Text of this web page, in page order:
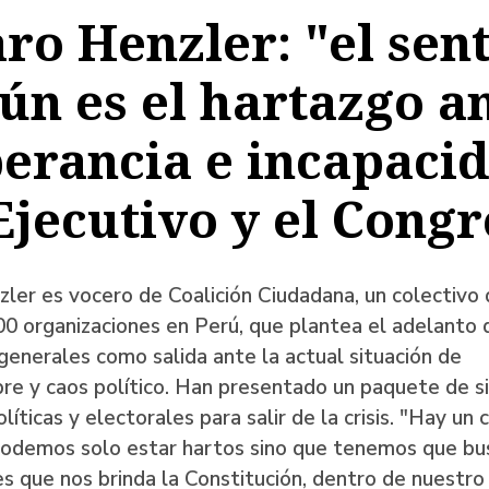
Henzler: "el
es el hartazgo
e
y el
es vocero de Coalición Ciudadana, un colectivo
organizaciones en Perú, que plantea el adelanto
como salida ante la actual situación de
y caos político. Han presentado un paquete de
y electorales para salir de la crisis. "Hay un
solo estar hartos sino que tenemos que
que nos brinda la Constitución, dentro de